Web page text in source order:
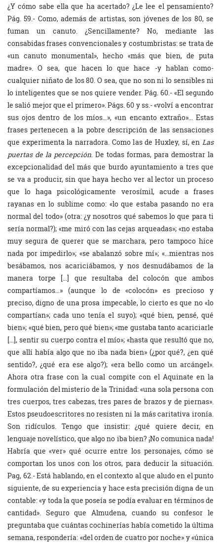
¿Y cómo sabe ella que ha acertado? ¿Le lee el pensamiento?
Pág. 59.- Como, además de artistas, son jóvenes de los 80, se
fuman un canuto. ¿Sencillamente? No, mediante las
consabidas frases convencionales y costumbristas: se trata de
«un canuto monumental», hecho «más que bien, de puta
madre». O sea, que hacen lo que hace -y hablan como-
cualquier niñato de los 80. O sea, que no son ni lo sensibles ni
lo inteligentes que se nos quiere vender. Pág. 60.- «El segundo
le salió mejor que el primero». Págs. 60 y ss.- «volví a encontrar
sus ojos dentro de los míos…», «un encanto extraño»… Estas
frases pertenecen a la pobre descripción de las sensaciones
que experimenta la narradora. Como las de Huxley, sí, en Las
puertas de la percepción . De todas formas, para demostrar la
excepcionalidad del más que burdo ayuntamiento a tres que
se va a producir, sin que haya hecho ver al lector un proceso
que lo haga psicológicamente verosímil, acude a frases
rayanas en lo sublime como: «lo que estaba pasando no era
normal del todo» (otra: ¿y nosotros qué sabemos lo que para ti
sería normal?); «me miró con las cejas arqueadas»; «no estaba
muy segura de querer que se marchara, pero tampoco hice
nada por impedirlo»; «se abalanzó sobre mí»; «…mientras nos
besábamos, nos acariciábamos, y nos desnudábamos de la
manera torpe […] que resultaba del colocón que ambos
compartíamos…» (aunque lo de «colocón» es precioso y
preciso, digno de una prosa impecable, lo cierto es que no «lo
compartían»; cada uno tenía el suyo); «qué bien, pensé, qué
bien»; «qué bien, pero qué bien»; «me gustaba tanto acariciarle
[…], sentir su cuerpo contra el mío»; «hasta que resultó que no,
que allí había algo que no iba nada bien» (¿por qué?, ¿en qué
sentido?, ¿qué era ese algo?); «era bello como un arcángel».
Ahora otra frase con la cual compite con el Aquinate en la
formulación del misterio de la Trinidad: «una sola persona con
tres cuerpos, tres cabezas, tres pares de brazos y de piernas».
Estos pseudoescritores no resisten ni la más caritativa ironía.
Son ridículos. Tengo que insistir: ¿qué quiere decir, en
lenguaje novelístico, que algo no iba bien? ¡No comunica nada!
Habría que «ver» qué ocurre entre los personajes, cómo se
comportan los unos con los otros, para deducir la situación.
Pag, 62.- Está hablando, en el contexto al que aludo en el punto
siguiente, de su experiencia y hace esta precisión digna de un
contable: «y toda la que poseía se podía evaluar en términos de
cantidad». Seguro que Almudena, cuando su confesor le
preguntaba que cuántas cochinerías había cometido la última
semana, respondería: «del orden de cuatro por noche» y «única